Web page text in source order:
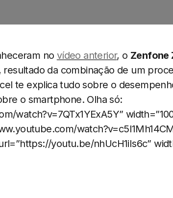
no vídeo anterior, o Zenfone
da combinação de um
te explica tudo sobre o
o smartphone. Olha só:
watch?v=7QTx1YExA5Y”
youtu.be/nhUcH1iIs6c”